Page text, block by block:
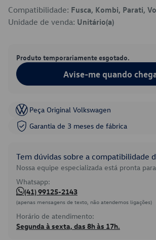
Compatibilidade: Fusca, Kombi, Parati,
Unidade de venda: Unitário(a)
Produto temporariamente esgotado.
Avise-me quando
Peça Original Volkswagen
Garantia de 3 meses de fábrica
Tem dúvidas sobre a compatibilidade
Nossa equipe especializada está pronta
Whatsapp:
(41) 99125-2143
(apenas mensagens de texto, não atendemos ligações)
Horário de atendimento:
Segunda à sexta, das 8h às 17h.